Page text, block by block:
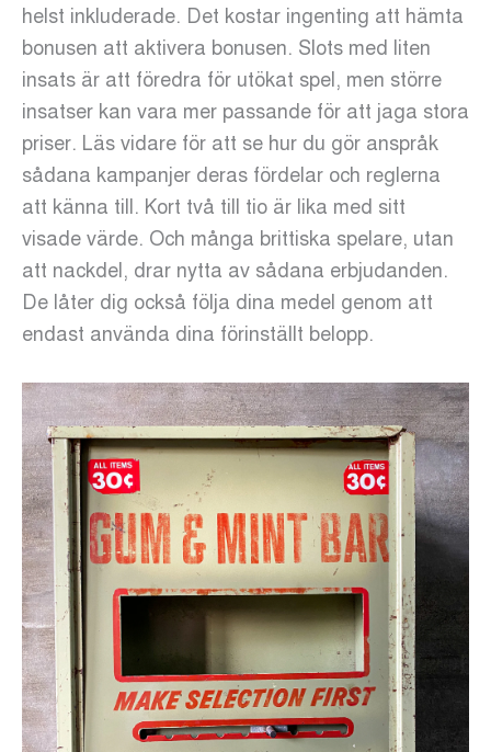
helst inkluderade. Det kostar ingenting att hämta
bonusen att aktivera bonusen. Slots med liten
insats är att föredra för utökat spel, men större
insatser kan vara mer passande för att jaga stora
priser. Läs vidare för att se hur du gör anspråk
sådana kampanjer deras fördelar och reglerna
att känna till. Kort två till tio är lika med sitt
visade värde. Och många brittiska spelare, utan
att nackdel, drar nytta av sådana erbjudanden.
De låter dig också följa dina medel genom att
endast använda dina förinställt belopp.